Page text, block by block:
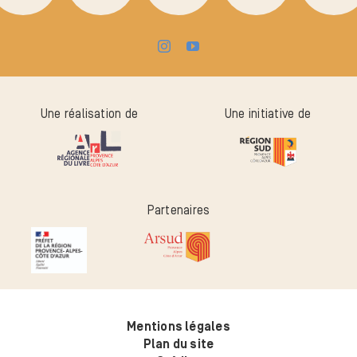
Une réalisation de Une initiative de
Partenaires
Mentions légales
Plan du site